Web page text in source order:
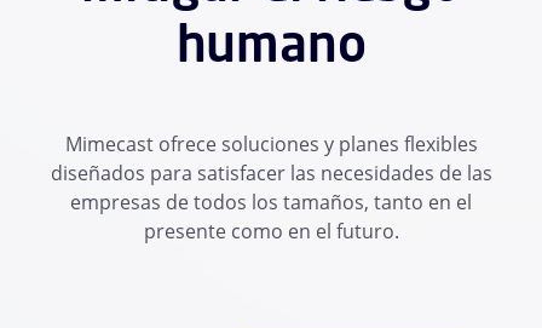
humano
Mimecast ofrece soluciones y planes flexibles
diseñados para satisfacer las necesidades de las
empresas de todos los tamaños, tanto en el
presente como en el futuro.